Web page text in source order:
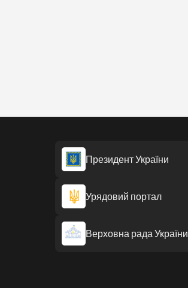
Президент України
Урядовий портал
Верховна рада України